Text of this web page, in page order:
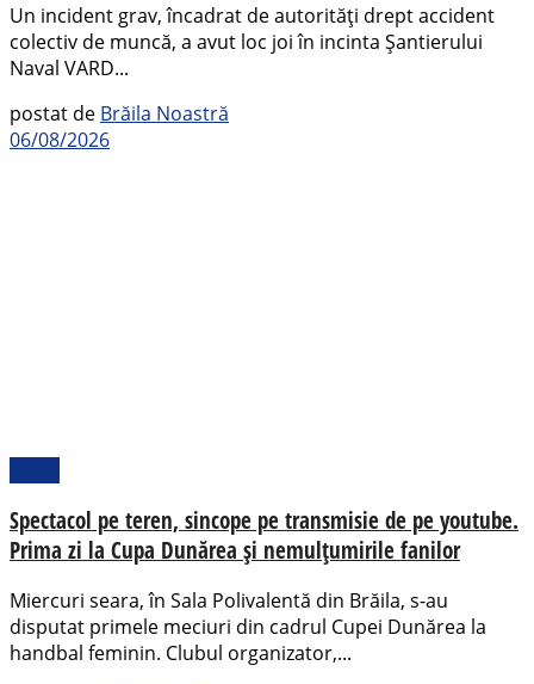
Un incident grav, încadrat de autorități drept accident
colectiv de muncă, a avut loc joi în incinta Șantierului
Naval VARD...
postat de Brăila Noastră
06/08/2026
Spectacol pe teren, sincope pe transmisie de pe youtube.
Prima zi la Cupa Dunărea și nemulțumirile fanilor
Miercuri seara, în Sala Polivalentă din Brăila, s-au
disputat primele meciuri din cadrul Cupei Dunărea la
handbal feminin. Clubul organizator,...